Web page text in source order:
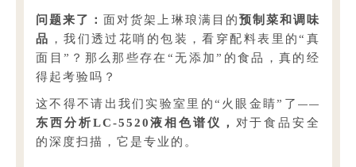
问题来了：面对货架上琳琅满目的预制菜和调味
品 ，我们透过花哨的包装，看穿配料表里的“真
面目”？那么那些存在“无添加”的食品，真的经
得起考验吗？
这不得不请出我们实验室里的“火眼金睛”了 ——
东西分析LC-5520液相色谱仪， 对于食品安全
的深度扫描，它是专业的。